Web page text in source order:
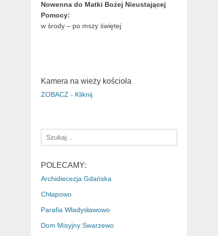
Nowenna do Matki Bożej Nieustającej
Pomocy:
w środy – po mszy świętej
Kamera na wieży kościoła
ZOBACZ - Kliknij
Search
for:
POLECAMY:
Archidiecezja Gdańska
Chłapowo
Parafia Władysławowo
Dom Misyjny Swarzewo